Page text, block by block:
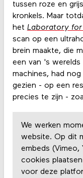
tussen roze en
kronkels. Maar
het Laboratory
scan op een
brein maakte, die
een van 's werelds
machines, had
gezien - op een
precies te zijn -
We werken
website. Op dit
embeds
cookies
voor deze